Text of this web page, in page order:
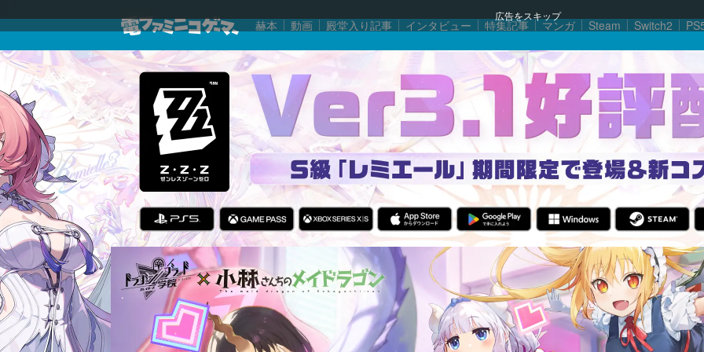
広告をスキップ
赫本 動画 殿堂入り記事 インタビュー 特集記事 マンガ Steam Switch2